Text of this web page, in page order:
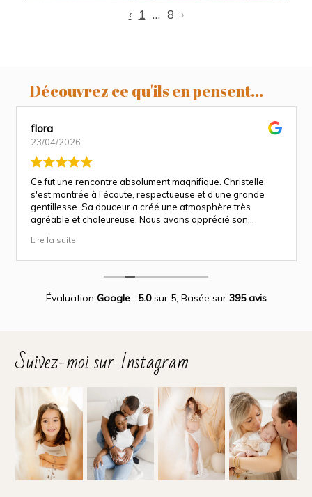
‹ 1 … 8 ›
Découvrez ce qu'ils en pensent...
flora
23/04/2026
Ce fut une rencontre absolument magnifique. Christelle
s'est montrée à l'écoute, respectueuse et d'une grande
gentillesse. Sa douceur a créé une atmosphère très
agréable et chaleureuse. Nous avons apprécié son
(grossesse et naissance). Ce fut une expérience des plus
Encore merci infiniment.
Lire la suite
Évaluation Google: 5.0sur 5, Basée sur 395 avis
Suivez-moi sur Instagram